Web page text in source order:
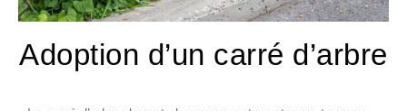
Adoption d’un carré d’arbre